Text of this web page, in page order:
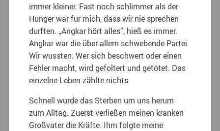
immer kleiner. Fast noch schlimmer als der
Hunger war für mich, dass wir nie sprechen
durften. „Angkar hört alles”, hieß es immer.
Angkar war die über allem schwebende Partei.
Wir wussten: Wer sich beschwert oder einen
Fehler macht, wird gefoltert und getötet. Das
einzelne Leben zählte nichts.
Schnell wurde das Sterben um uns herum
zum Alltag. Zuerst verließen meinen kranken
Großvater die Kräfte. Ihm folgte meine